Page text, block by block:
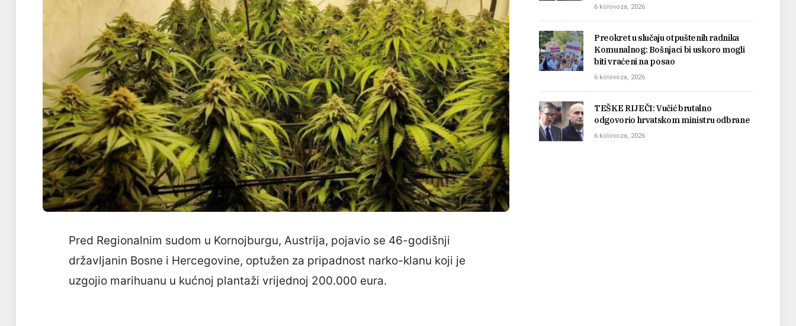
Pred Regionalnim sudom u Kornojburgu, Austrija, pojavio se 46-godišnji
državljanin Bosne i Hercegovine, optužen za pripadnost narko-klanu koji je
uzgojio marihuanu u kućnoj plantaži vrijednoj 200.000 eura.
6 kolovoza, 2026
Preokret u slučaju otpuštenih radnika
Komunalnog: Bošnjaci bi uskoro mogli
biti vraćeni na posao
6 kolovoza, 2026
TEŠKE RIJEČI: Vučić brutalno
odgovorio hrvatskom ministru odbrane
6 kolovoza, 2026